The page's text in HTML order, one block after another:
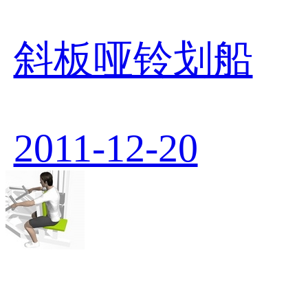
斜板哑铃划船
2011-12-20